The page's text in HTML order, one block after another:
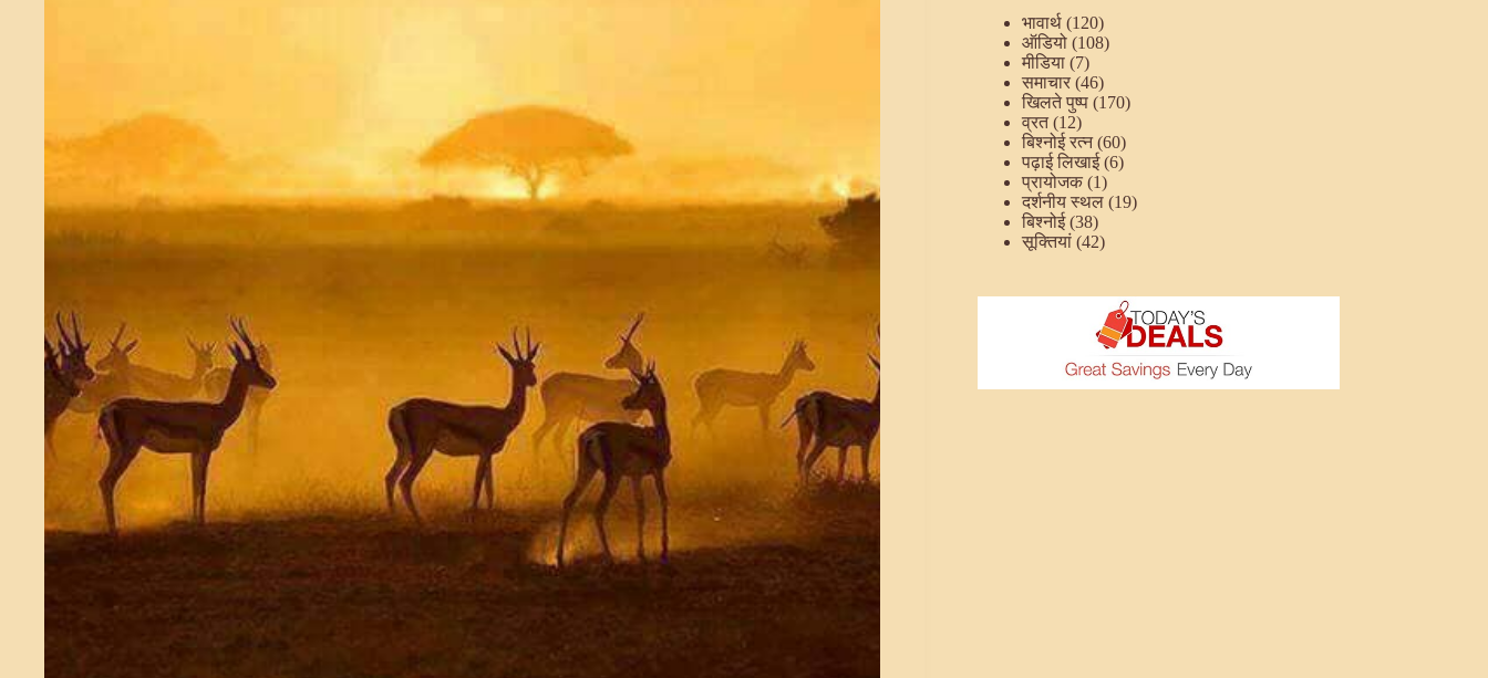
भावार्थ (120)
ऑडियो (108)
मीडिया (7)
समाचार (46)
खिलते पुष्प (170)
व्रत(12)
बिश्नोई रत्न(60)
पढ़ाई लिखाई(6)
प्रायोजक (1)
दर्शनीय स्थल (19)
बिश्नोई(38)
सूक्तियां (42)